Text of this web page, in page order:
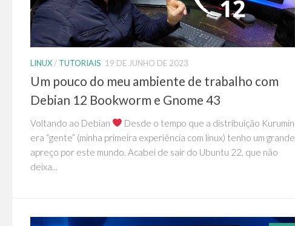
LINUX / TUTORIAIS 19 DE JUNHO DE 2023
Um pouco do meu ambiente de trabalho com
Debian 12 Bookworm e Gnome 43
Voltando ao Debian
Desde o tempo que a distribuição Kurumin
era “gente” (minha primeira experiência com linux) tenho um grande
apreço por este mundo. Acabei de sair do Ubuntu 22, que não
deixa...